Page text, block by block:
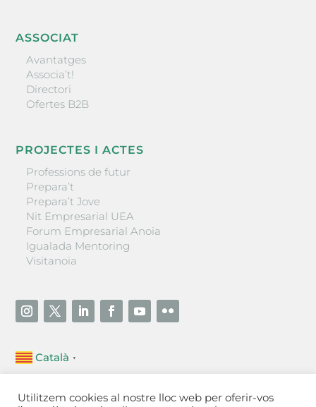
ASSOCIAT
Avantatges
Associa’t!
Directori
Ofertes B2B
PROJECTES I ACTES
Professions de futur
Prepara’t
Prepara’t Jove
Nit Empresarial UEA
Forum Empresarial Anoia
Igualada Mentoring
Visitanoia
Català ▼
Unió Empresarial de l’Anoia (UEA)
Utilitzem cookies al nostre lloc web per oferir-vos